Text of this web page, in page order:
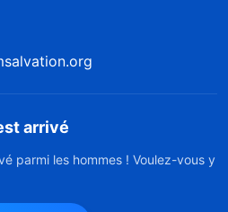
arrivé
parmi les hommes ! Voulez-vous y